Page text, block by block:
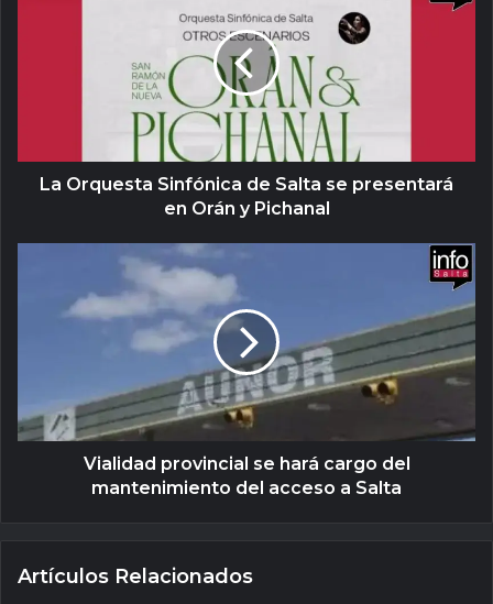
La Orquesta Sinfónica de Salta se presentará
en Orán y Pichanal
Vialidad provincial se hará cargo del
mantenimiento del acceso a Salta
Artículos Relacionados